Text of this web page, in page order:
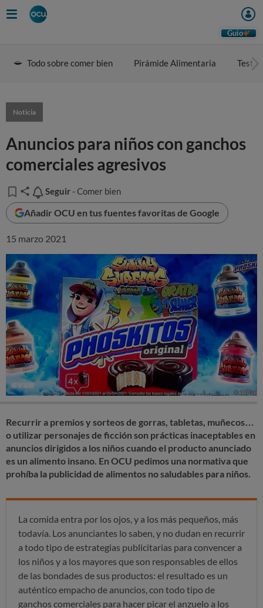
Guio
Todo sobre comer bien Pirámide Alimentaria Test
Noticia
Anuncios para niños con ganchos
comerciales agresivos
Seguir
Seguir - Comer bien
Añadir OCU en tus fuentes favoritas de Google
15 marzo 2021
Recurrir a premios y sorteos de gorras, tabletas, muñecos…
o utilizar personajes de ficción son prácticas inaceptables en
anuncios dirigidos a los niños cuando el producto anunciado
es un alimento insano. En OCU pedimos una normativa que
prohíba la publicidad de alimentos no saludables para niños
La comida entra por los ojos, y a los más pequeños, más
todavía. Los anunciantes lo saben, y no dudan en recurrir
a todo tipo de estrategias publicitarias para convencer a
los niños y a los mayores que son responsables de ellos
de las bondades de sus productos: el resultado es un
auténtico empacho de anuncios, con todo tipo de
ganchos comerciales para hacer picar el anzuelo a los